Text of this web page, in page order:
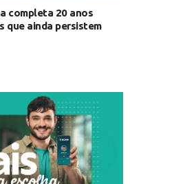
completa 20 anos
que ainda persistem